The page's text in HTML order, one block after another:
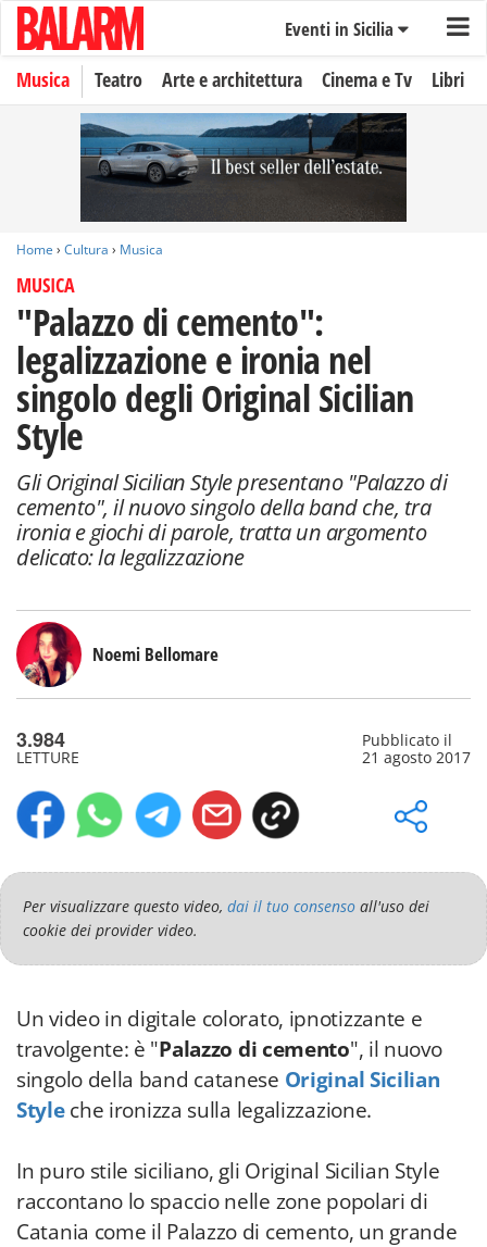
Eventi in Sicilia
Musica Teatro Arte e architettura Cinema e Tv Libri
Home › Cultura › Musica
MUSICA
"Palazzo di cemento":
legalizzazione e ironia nel
singolo degli Original Sicilian
Style
Gli Original Sicilian Style presentano "Palazzo di
cemento", il nuovo singolo della band che, tra
ironia e giochi di parole, tratta un argomento
delicato: la legalizzazione
Noemi Bellomare
3.984
LETTURE
Pubblicato il
21 agosto 2017
Per visualizzare questo video, dai il tuo consenso all'uso dei
cookie dei provider video.
Un video in digitale colorato, ipnotizzante e
travolgente: è "Palazzo di cemento", il nuovo
singolo della band catanese Original Sicilian
Style che ironizza sulla legalizzazione.
In puro stile siciliano, gli Original Sicilian Style
raccontano lo spaccio nelle zone popolari di
Catania come il Palazzo di cemento, un grande